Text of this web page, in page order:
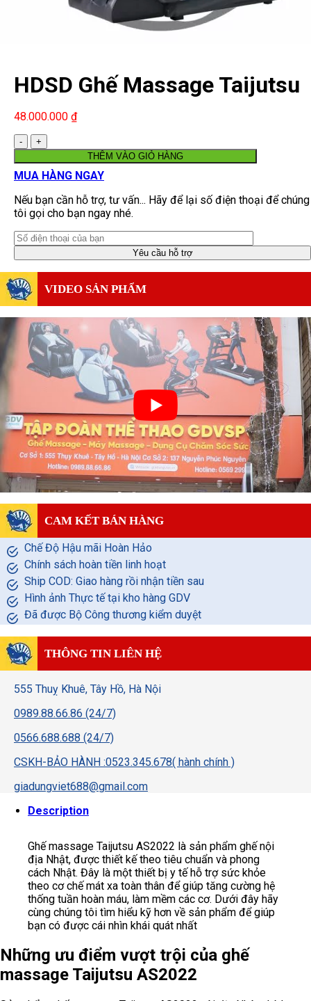
HDSD Ghế Massage Taijutsu
AS 2022
48.000.000 ₫
Số
lượng
THÊM VÀO GIỎ HÀNG
MUA HÀNG NGAY
Nếu bạn cần hỗ trợ, tư vấn... Hãy để lại số điện thoại để chúng
tôi gọi cho bạn ngay nhé.
VIDEO SẢN PHẨM
CAM KẾT BÁN HÀNG
Chế Độ Hậu mãi Hoàn Hảo
Chính sách hoàn tiền linh hoạt
Ship COD: Giao hàng rồi nhận tiền sau
Hình ảnh Thực tế tại kho hàng GDV
Đã được Bộ Công thương kiểm duyệt
THÔNG TIN LIÊN HỆ
555 Thuỵ Khuê, Tây Hồ, Hà Nội
0989.88.66.86 (24/7)
0566.688.688 (24/7)
CSKH-BẢO HÀNH :0523.345.678( hành chính )
giadungviet688@gmail.com
Description
Ghế massage Taijutsu AS2022 là sản phẩm ghế nội
địa Nhật, được thiết kế theo tiêu chuẩn và phong
cách Nhật. Đây là một thiết bị y tế hỗ trợ sức khỏe
theo cơ chế mát xa toàn thân để giúp tăng cường hệ
thống tuần hoàn máu, làm mềm các cơ. Dưới đây hãy
cùng chúng tôi tìm hiểu kỹ hơn về sản phẩm để giúp
bạn có được cái nhìn khái quát nhất
Những ưu điểm vượt trội của ghế
massage Taijutsu AS2022